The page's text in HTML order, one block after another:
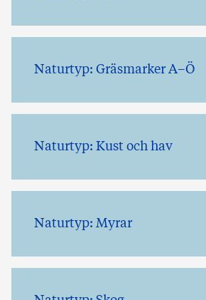
Naturtyp: Gräsmarker A–Ö
Naturtyp: Kust och hav
Naturtyp: Myrar